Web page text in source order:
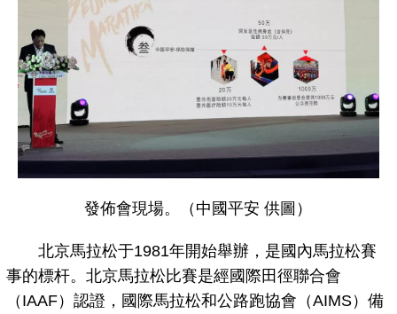
發佈會現場。（中國平安 供圖）
北京馬拉松于1981年開始舉辦，是國內馬拉松賽
事的標杆。北京馬拉松比賽是經國際田徑聯合會
（IAAF）認證，國際馬拉松和公路跑協會（AIMS）備